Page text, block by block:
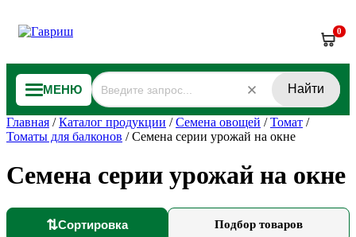
0
МЕНЮ Найти
Главная /Каталог продукции /Семена овощей /Томат /
Томаты для балконов /Семена серии урожай на окне
Семена серии урожай на окне
⇅Сортировка Подбор товаров